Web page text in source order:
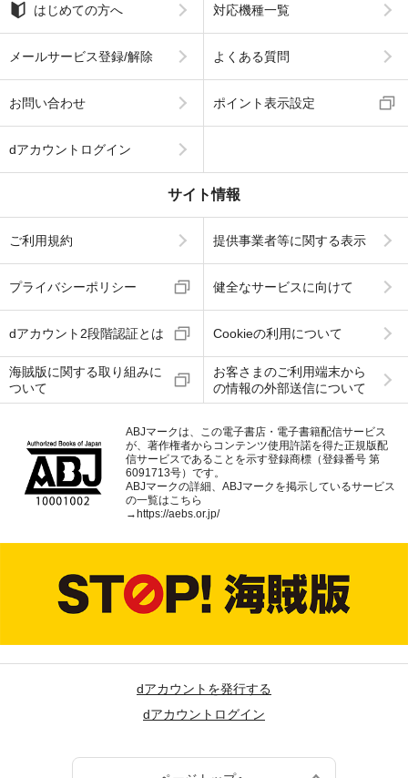
はじめての方へ 対応機種一覧
メールサービス登録/解除 よくある質問
お問い合わせ ポイント表示設定
dアカウントログイン
サイト情報
ご利用規約 提供事業者等に関する表示
プライバシーポリシー 健全なサービスに向けて
dアカウント2段階認証とは Cookieの利用について
海賊版に関する取り組みに
ついて
お客さまのご利用端末から
の情報の外部送信について
ABJマークは、この電子書店・電子書籍配信サービス
が、著作権者からコンテンツ使用許諾を得た正規版配
信サービスであることを示す登録商標（登録番号 第
6091713号）です。
ABJマークの詳細、ABJマークを掲示しているサービス
の一覧はこちら
→https://aebs.or.jp/
dアカウントを発行する
dアカウントログイン